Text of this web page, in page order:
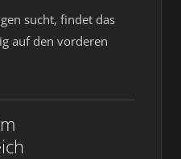
sucht, findet das
auf den vorderen